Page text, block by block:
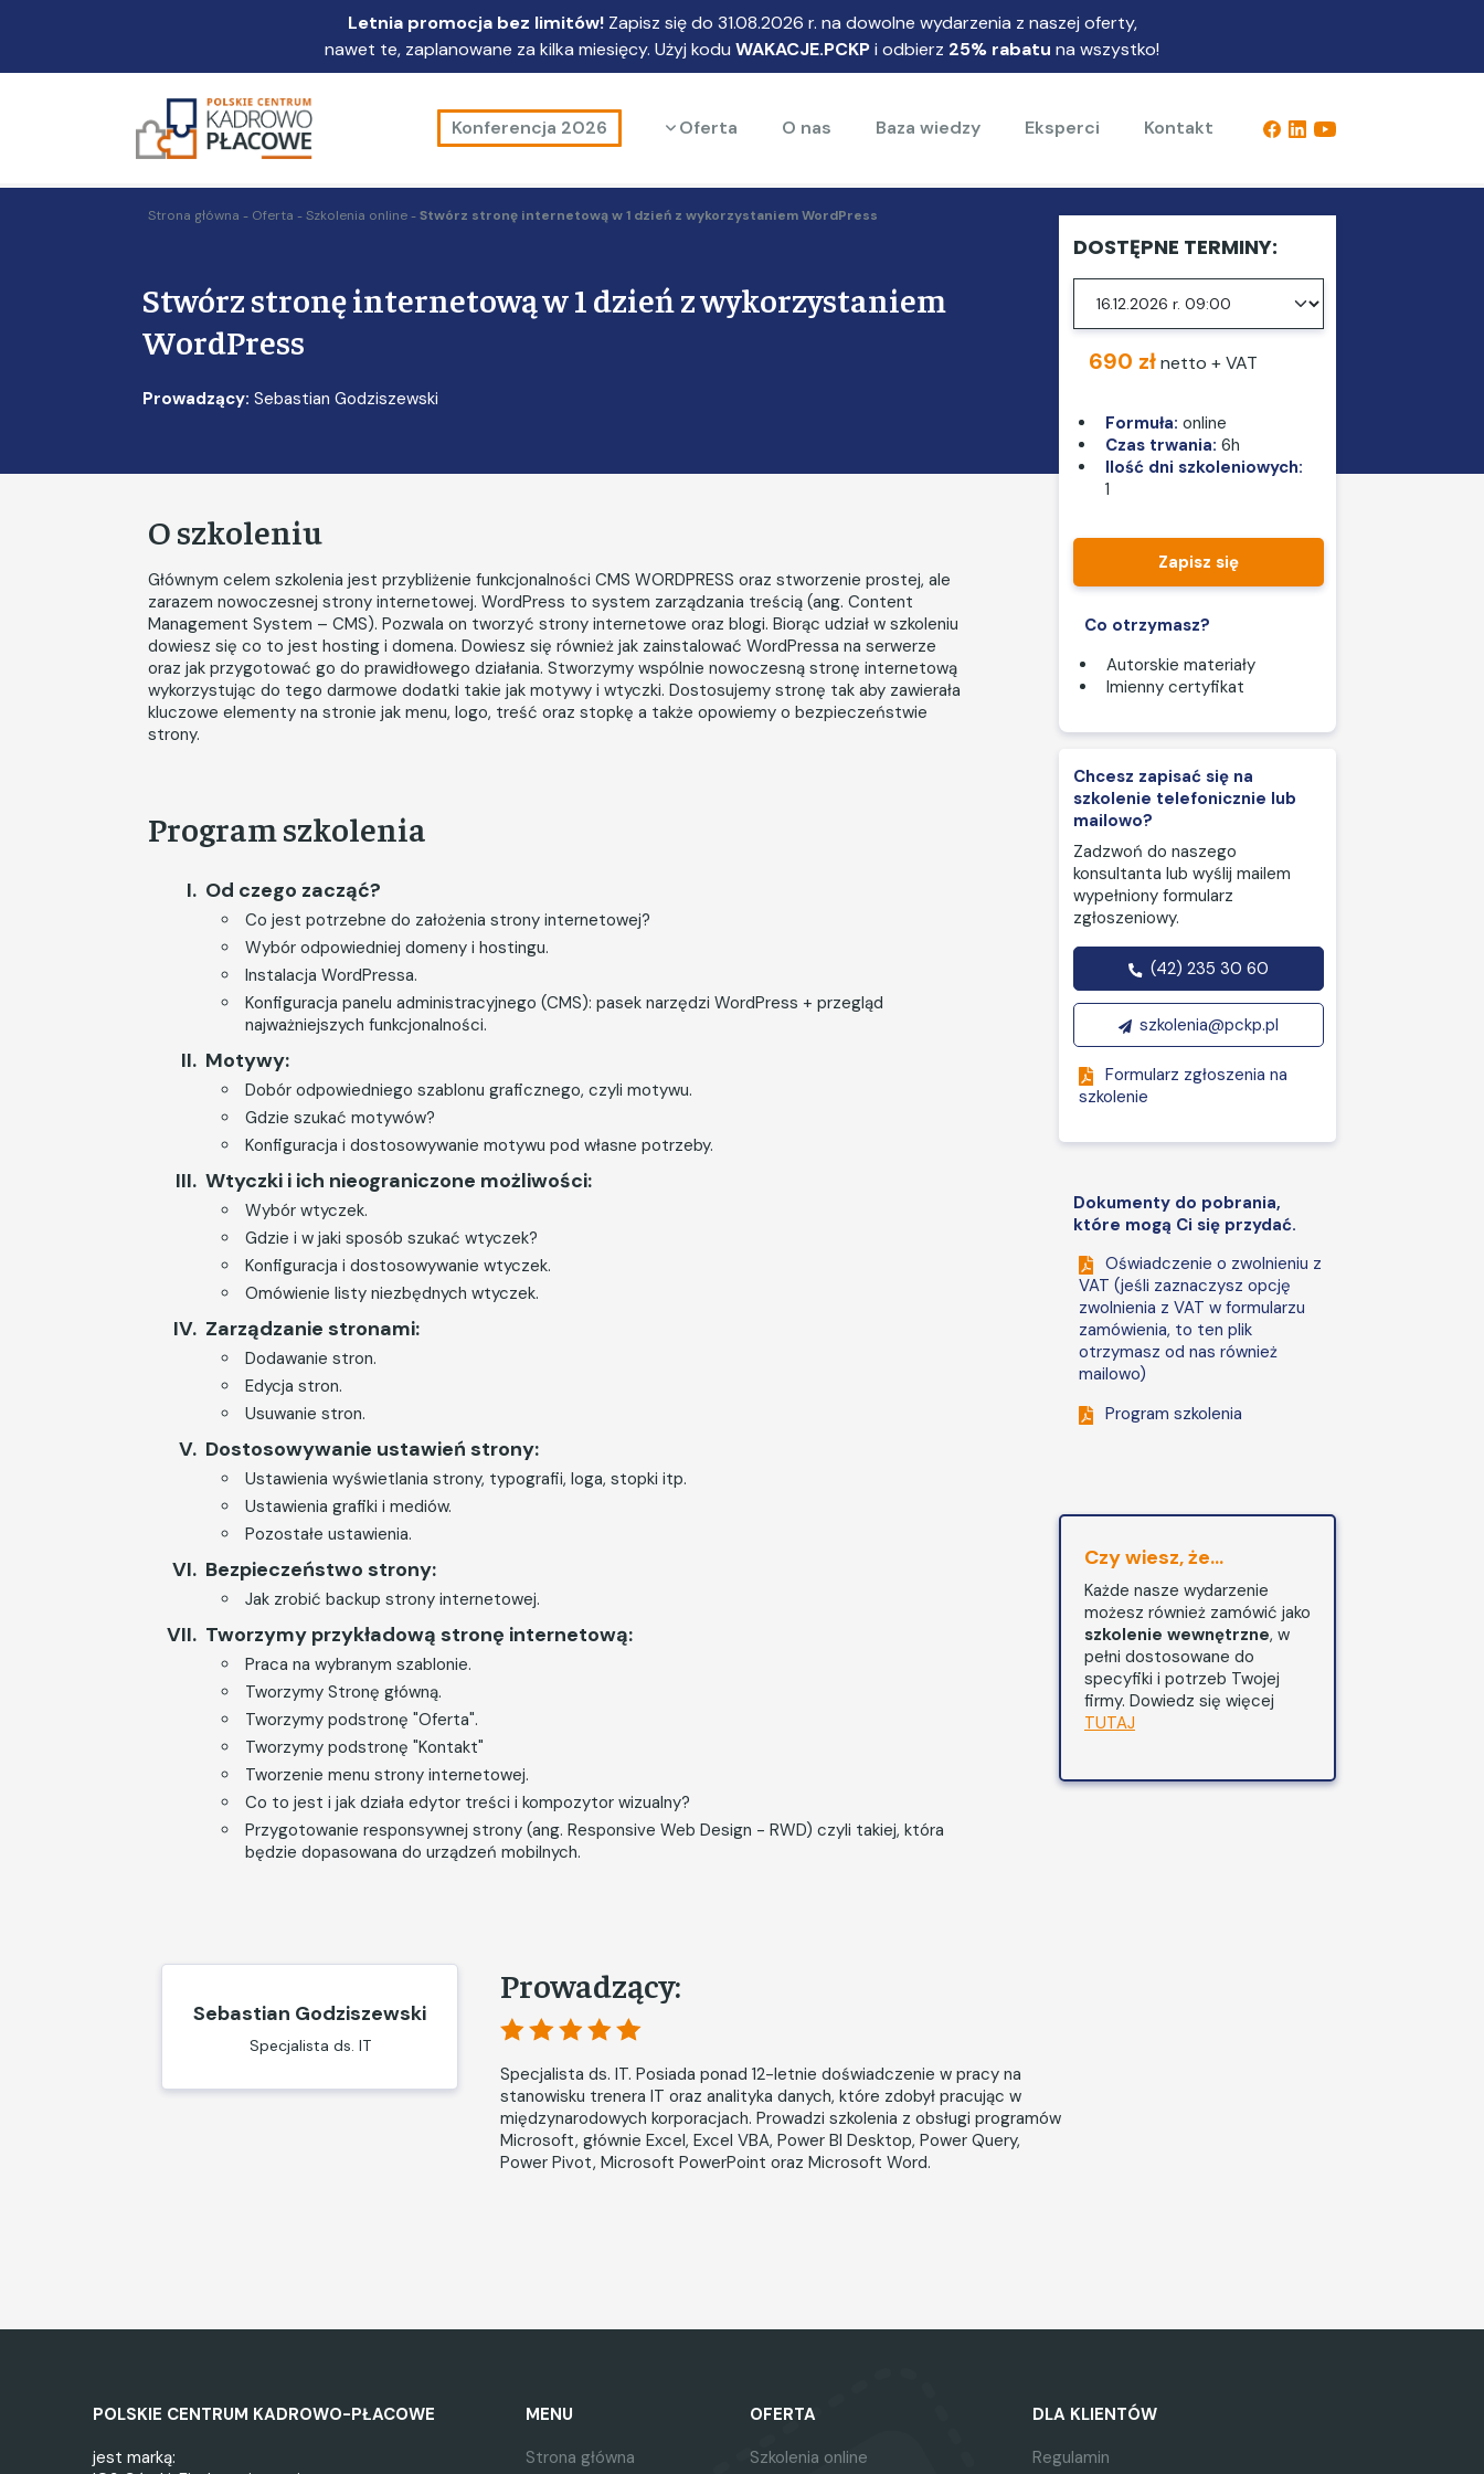
Letnia promocja bez limitów!Zapisz się do 31.08.2026 r. na dowolne wydarzenia z naszej oferty,
nawet te, zaplanowane za kilka miesięcy. Użyj kodu WAKACJE.PCKPi odbierz 25% rabatu na wszystko!
Konferencja 2026 Oferta O nas Baza wiedzy Eksperci Kontakt
Strona główna Oferta Szkolenia online Stwórz stronę internetową w 1 dzień z wykorzystaniem WordPress
Stwórz stronę internetową w 1 dzień z wykorzystaniem
WordPress
Prowadzący: Sebastian Godziszewski
DOSTĘPNE TERMINY:
690 złnetto + VAT
Formuła: online
Czas trwania: 6h
Ilość dni szkoleniowych:
1
Zapisz się
Co otrzymasz?
Autorskie materiały
Imienny certyfikat
Chcesz zapisać się na
szkolenie telefonicznie lub
mailowo?
Zadzwoń do naszego
konsultanta lub wyślij mailem
wypełniony formularz
zgłoszeniowy.
(42) 235 30 60
szkolenia@pckp.pl
Formularz zgłoszenia na
szkolenie
Dokumenty do pobrania,
które mogą Ci się przydać.
Oświadczenie o zwolnieniu z
VAT (jeśli zaznaczysz opcję
zwolnienia z VAT w formularzu
zamówienia, to ten plik
otrzymasz od nas również
mailowo)
Program szkolenia
Czy wiesz, że...
Każde nasze wydarzenie
możesz również zamówić jako
szkolenie wewnętrzne, w
pełni dostosowane do
specyfiki i potrzeb Twojej
firmy. Dowiedz się więcej
TUTAJ
O szkoleniu
Głównym celem szkolenia jest przybliżenie funkcjonalności CMS WORDPRESS oraz stworzenie prostej, ale
zarazem nowoczesnej strony internetowej. WordPress to system zarządzania treścią (ang. Content
Management System – CMS). Pozwala on tworzyć strony internetowe oraz blogi. Biorąc udział w szkoleniu
dowiesz się co to jest hosting i domena. Dowiesz się również jak zainstalować WordPressa na serwerze
oraz jak przygotować go do prawidłowego działania. Stworzymy wspólnie nowoczesną stronę internetową
wykorzystując do tego darmowe dodatki takie jak motywy i wtyczki. Dostosujemy stronę tak aby zawierała
kluczowe elementy na stronie jak menu, logo, treść oraz stopkę a także opowiemy o bezpieczeństwie
strony.
Program szkolenia
Od czego zacząć?
Co jest potrzebne do założenia strony internetowej?
Wybór odpowiedniej domeny i hostingu.
Instalacja WordPressa.
Konfiguracja panelu administracyjnego (CMS): pasek narzędzi WordPress + przegląd
najważniejszych funkcjonalności.
Motywy:
Dobór odpowiedniego szablonu graficznego, czyli motywu.
Gdzie szukać motywów?
Konfiguracja i dostosowywanie motywu pod własne potrzeby.
Wtyczki i ich nieograniczone możliwości:
Wybór wtyczek.
Gdzie i w jaki sposób szukać wtyczek?
Konfiguracja i dostosowywanie wtyczek.
Omówienie listy niezbędnych wtyczek.
Zarządzanie stronami:
Dodawanie stron.
Edycja stron.
Usuwanie stron.
Dostosowywanie ustawień strony:
Ustawienia wyświetlania strony, typografii, loga, stopki itp.
Ustawienia grafiki i mediów.
Pozostałe ustawienia.
Bezpieczeństwo strony:
Jak zrobić backup strony internetowej.
Tworzymy przykładową stronę internetową:
Praca na wybranym szablonie.
Tworzymy Stronę główną.
Tworzymy podstronę "Oferta".
Tworzymy podstronę "Kontakt"
Tworzenie menu strony internetowej.
Co to jest i jak działa edytor treści i kompozytor wizualny?
Przygotowanie responsywnej strony (ang. Responsive Web Design - RWD) czyli takiej, która
będzie dopasowana do urządzeń mobilnych.
Sebastian Godziszewski
Specjalista ds. IT
Prowadzący:
Specjalista ds. IT. Posiada ponad 12-letnie doświadczenie w pracy na
stanowisku trenera IT oraz analityka danych, które zdobył pracując w
międzynarodowych korporacjach. Prowadzi szkolenia z obsługi programów
Microsoft, głównie Excel, Excel VBA, Power BI Desktop, Power Query,
Power Pivot, Microsoft PowerPoint oraz Microsoft Word.
POLSKIE CENTRUM KADROWO-PŁACOWE
jest marką:
MENU
Strona główna
OFERTA
Szkolenia online
DLA KLIENTÓW
Regulamin